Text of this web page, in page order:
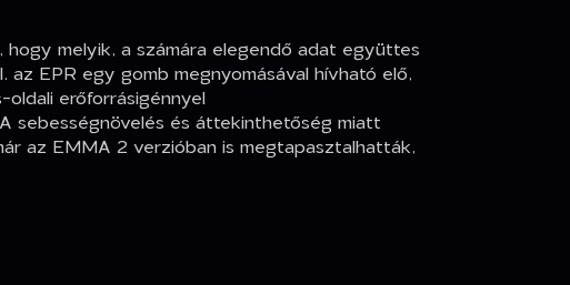
melyik, a számára elegendő adat együttes
EPR egy gomb megnyomásával hívható elő,
erőforrásigénnyel
sebességnövelés és áttekinthetőség miatt
az EMMA 2 verzióban is megtapasztalhatták,